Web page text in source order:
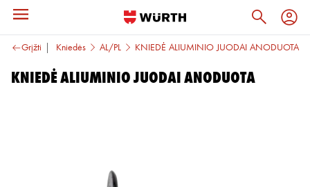
Grįžti
Kniedės Kniedės AL/PL KNIEDĖ ALIUMINIO JUODAI ANODUOTA
KNIEDĖ ALIUMINIO JUODAI ANODUOTA